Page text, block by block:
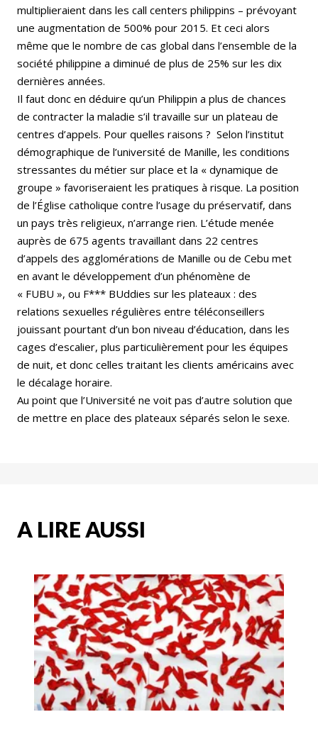
multiplieraient dans les call centers philippins – prévoyant
une augmentation de 500% pour 2015. Et ceci alors
même que le nombre de cas global dans l’ensemble de la
société philippine a diminué de plus de 25% sur les dix
dernières années.
Il faut donc en déduire qu’un Philippin a plus de chances
de contracter la maladie s’il travaille sur un plateau de
centres d’appels. Pour quelles raisons ? Selon l’institut
démographique de l’université de Manille, les conditions
stressantes du métier sur place et la « dynamique de
groupe » favoriseraient les pratiques à risque. La position
de l’Église catholique contre l’usage du préservatif, dans
un pays très religieux, n’arrange rien. L’étude menée
auprès de 675 agents travaillant dans 22 centres
d’appels des agglomérations de Manille ou de Cebu met
en avant le développement d’un phénomène de
« FUBU », ou F*** BUddies sur les plateaux : des
relations sexuelles régulières entre téléconseillers
jouissant pourtant d’un bon niveau d’éducation, dans les
cages d’escalier, plus particulièrement pour les équipes
de nuit, et donc celles traitant les clients américains avec
le décalage horaire.
Au point que l’Université ne voit pas d’autre solution que
de mettre en place des plateaux séparés selon le sexe.
A LIRE AUSSI